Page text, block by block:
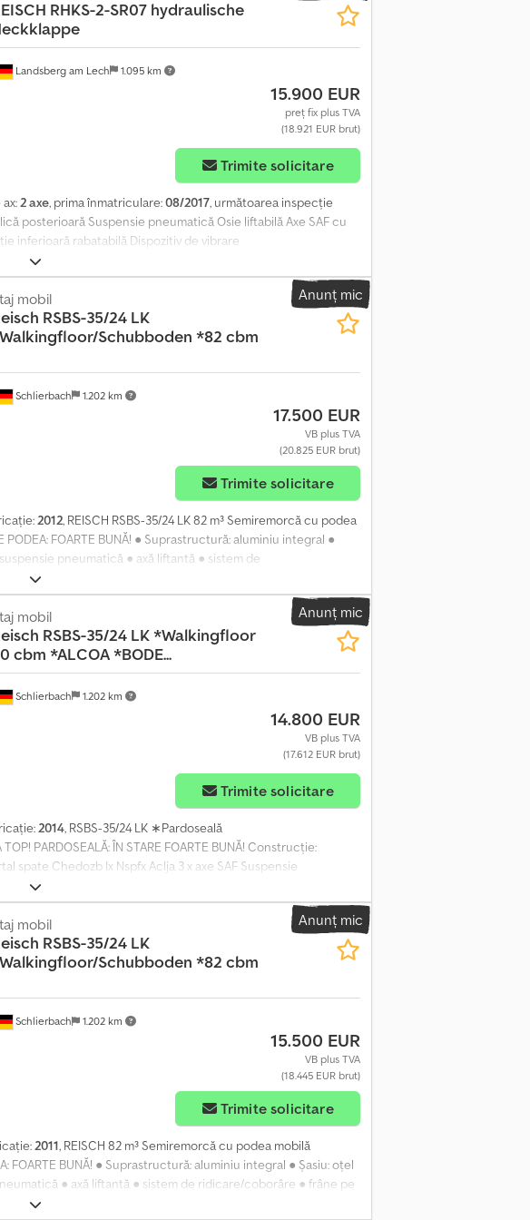
i
v
i
Landsberg am Lech 1.095 km
RHKS-2-SR07 hydraulische
15.900 EUR
preț fix plus TVA
(18.921 EUR brut)
Trimite solicitare
2 axe, prima înmatriculare:08/2017, următoarea inspecție
posterioară Suspensie pneumatică Osie liftabilă Axe SAF cu
inferioară rabatabilă Dispozitiv de vibrare
Anunț mic
Schlierbach 1.202 km
mobil
RSBS-35/24 LK
Schubboden *82 cbm
17.500 EUR
VB plus TVA
(20.825 EUR brut)
Trimite solicitare
2012, REISCH RSBS-35/24 LK 82 m³ Semiremorcă cu podea
FOARTE BUNĂ! ● Suprastructură: aluminiu integral ●
suspensie pneumatică ● axă liftantă ● sistem de
pentru cereale și șurub acţionat în partea din spate ● prelată
hidraulic ● WABCO - Smartboard ● ABS ● jante ALCOA ●
* 5/13 ● Greutate totală admisă: 35.000 kg ● Greutate proprie:
(inclusiv buncărul de cereale): 12.600 x 2.470 x 2.510 mm -
- ITP: nou! Ne rezervăm dreptul la erori și vânzare
Joannis Arpantzanis sau Kai Bühler pentru mai multe
Anunț mic
Schlierbach 1.202 km
mobil
RSBS-35/24 LK *Walkingfloor
cbm *ALCOA *BODE...
14.800 EUR
VB plus TVA
(17.612 EUR brut)
Trimite solicitare
2014, RSBS-35/24 LK ∗Pardoseală
PARDOSEALĂ: ÎN STARE FOARTE BUNĂ! Construcție:
spate Chedozb Ix Nspfx Aclja 3 x axe SAF Suspensie
pe disc Platformă Prelată rulabilă Perete glisant din
ALCOA Anvelope: 385/65 R 22.5 Adâncime profil: 17/13
Lungime totală: 14.050 mm Dimensiuni interioare: 13.370 x 2.470
- ITP: la cerere și contra cost, nou! Ne rezervăm dreptul la
Anunț mic
Schlierbach 1.202 km
mobil
RSBS-35/24 LK
Schubboden *82 cbm
15.500 EUR
VB plus TVA
(18.445 EUR brut)
Trimite solicitare
2011, REISCH 82 m³ Semiremorcă cu podea mobilă
BUNĂ! ● Suprastructură: aluminiu integral ● Șasiu: oțel
● axă liftantă ● sistem de ridicare/coborâre ● frâne pe
● prelată rulantă ● perete culisant ALU ● blocare hidraulică